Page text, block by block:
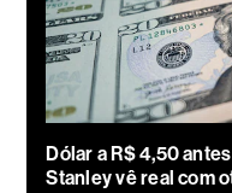
Dólar a R$ 4,50
Stanley vê real com